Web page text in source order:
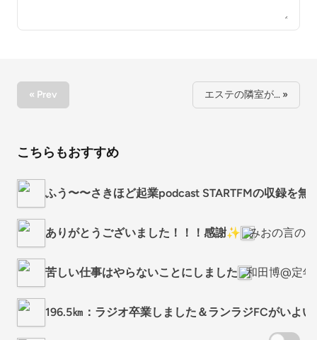
« Prev エステの隣室が… »
こちらもおすすめ
ふう〜〜さきほど起業podcast STARTFMの収録を
ありがとうございました！！！感謝✨ みおの言の
苦しい仕事はやらないことにしました 和田博@定
196.5㎞：ラジオ卒業しました＆ランラジFCがいよ